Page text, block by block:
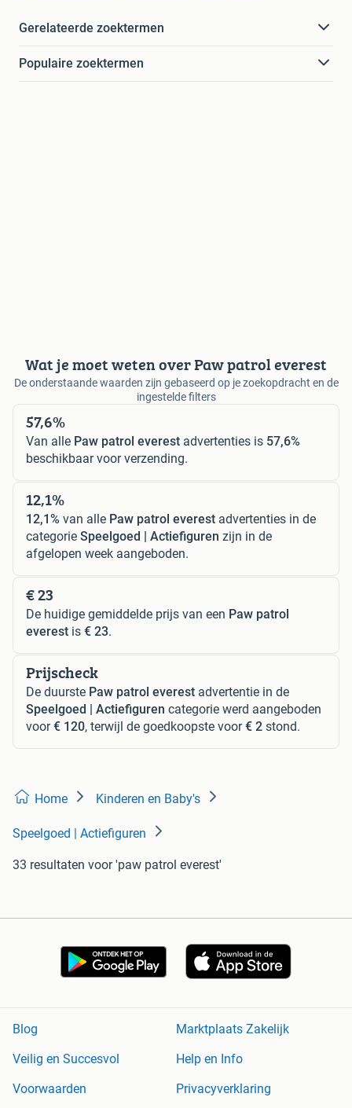
Gerelateerde zoektermen
Populaire zoektermen
Wat je moet weten over Paw patrol everest
De onderstaande waarden zijn gebaseerd op je zoekopdracht en de
ingestelde filters
57,6%
Van alle Paw patrol everest advertenties is 57,6%
beschikbaar voor verzending.
12,1%
12,1% van alle Paw patrol everest advertenties in de
categorie Speelgoed | Actiefiguren zijn in de
afgelopen week aangeboden.
€ 23
De huidige gemiddelde prijs van een Paw patrol
everest is € 23.
Prijscheck
De duurste Paw patrol everest advertentie in de
Speelgoed | Actiefiguren categorie werd aangeboden
voor€ 120, terwijl de goedkoopste voor€ 2 stond.
Home Kinderen en Baby's
Speelgoed | Actiefiguren
33 resultaten voor 'paw patrol everest'
Blog
Marktplaats Zakelijk
Veilig en Succesvol
Help en Info
Voorwaarden
Privacyverklaring